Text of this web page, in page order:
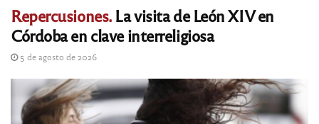
Repercusiones.La visita de León XIV en
Córdoba en clave interreligiosa
5 de agosto de 2026